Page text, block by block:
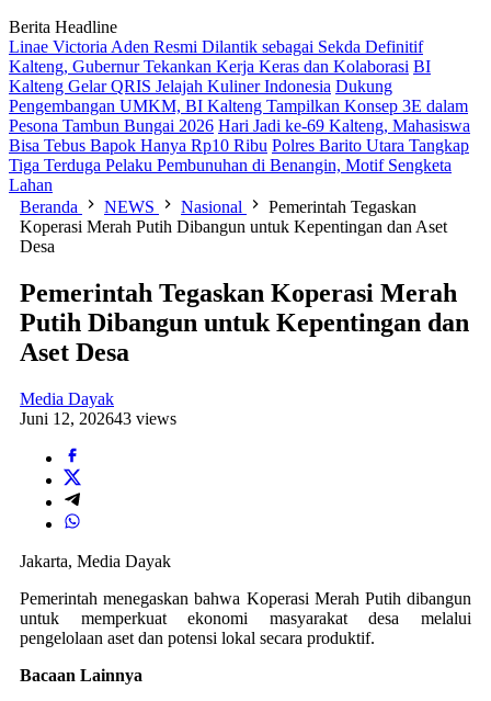
Berita Headline
Linae Victoria Aden Resmi Dilantik sebagai Sekda Definitif
Kalteng, Gubernur Tekankan Kerja Keras dan Kolaborasi BI
Kalteng Gelar QRIS Jelajah Kuliner Indonesia Dukung
Pengembangan UMKM, BI Kalteng Tampilkan Konsep 3E dalam
Pesona Tambun Bungai 2026 Hari Jadi ke-69 Kalteng, Mahasiswa
Bisa Tebus Bapok Hanya Rp10 Ribu Polres Barito Utara Tangkap
Tiga Terduga Pelaku Pembunuhan di Benangin, Motif Sengketa
Lahan
Beranda
NEWS Nasional
Pemerintah Tegaskan
Koperasi Merah Putih Dibangun untuk Kepentingan dan Aset
Desa
Pemerintah Tegaskan Koperasi Merah
Putih Dibangun untuk Kepentingan dan
Aset Desa
Media Dayak
Juni 12, 202643 views
Jakarta, Media Dayak
Pemerintah menegaskan bahwa Koperasi Merah Putih dibangun
untuk memperkuat ekonomi masyarakat desa melalui
pengelolaan aset dan potensi lokal secara produktif.
Bacaan Lainnya